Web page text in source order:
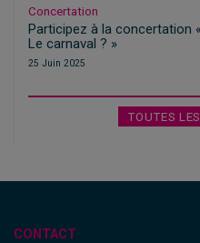
Concertation
Participez à la concertation «
Le carnaval ? »
25 Juin 2025
TOUTES
CONTACT